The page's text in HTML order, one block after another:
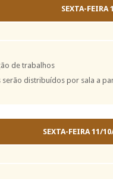
SEXTA-
de trabalhos
distribuídos por sala a
SEXTA-FEIRA 11/